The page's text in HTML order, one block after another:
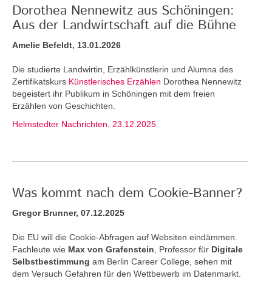
Dorothea Nennewitz aus Schöningen:
Aus der Landwirtschaft auf die Bühne
Amelie Befeldt, 13.01.2026
Die studierte Landwirtin, Erzählkünstlerin und Alumna des
Zertifikatskurs Künstlerisches Erzählen Dorothea Nennewitz
begeistert ihr Publikum in Schöningen mit dem freien
Erzählen von Geschichten.
Helmstedter Nachrichten, 23.12.2025
Was kommt nach dem Cookie-Banner?
Gregor Brunner, 07.12.2025
Die EU will die Cookie-Abfragen auf Websiten eindämmen.
Fachleute wie Max von Grafenstein , Professor für Digitale
Selbstbestimmung am Berlin Career College, sehen mit
dem Versuch Gefahren für den Wettbewerb im Datenmarkt.